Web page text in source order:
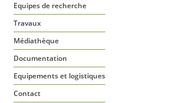
Equipes de recherche
Travaux
Médiathèque
Documentation
Equipements et logistiques
Contact